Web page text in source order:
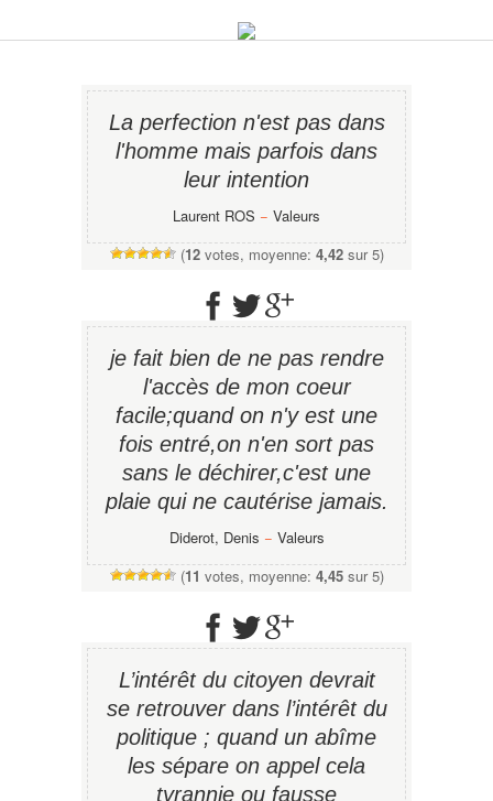
La perfection n'est pas dans
l'homme mais parfois dans
leur intention
Laurent ROS − Valeurs
(12votes, moyenne: 4,42sur 5)
je fait bien de ne pas rendre
l'accès de mon coeur
facile;quand on n'y est une
fois entré,on n'en sort pas
sans le déchirer,c'est une
plaie qui ne cautérise jamais.
Diderot, Denis − Valeurs
(11 votes, moyenne: 4,45sur 5)
L’intérêt du citoyen devrait
se retrouver dans l’intérêt du
politique ; quand un abîme
les sépare on appel cela
tyrannie ou fausse